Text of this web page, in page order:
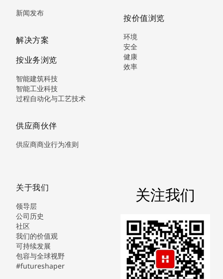
新闻发布
解决方案
按业务浏览
智能建筑科技
智能工业科技
过程自动化与工艺技术
供应商伙伴
供应商商业行为准则
按价值浏览
环境
安全
健康
效率
关于我们
领导层
公司历史
社区
我们的价值观
可持续发展
包容与全球视野
#futureshaper
关注我们